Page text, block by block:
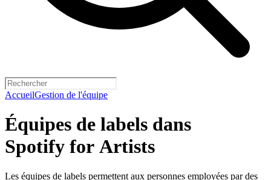
AccueilGestion de l'équipe
Équipes de labels dans
Spotify for Artists
Les équipes de labels permettent aux personnes employées par des